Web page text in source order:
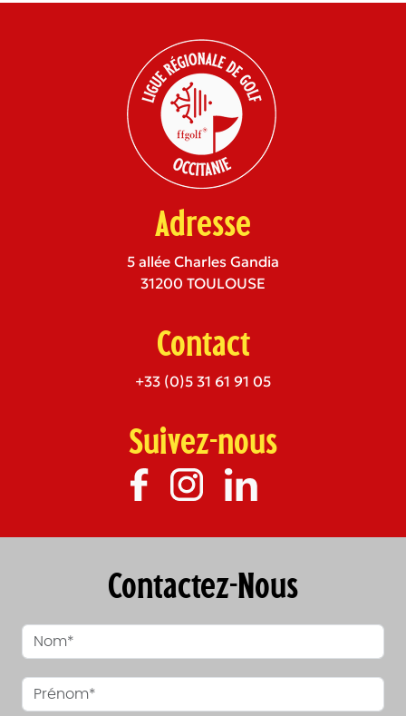
Adresse
5 allée Charles Gandia
31200 TOULOUSE
Contact
+33 (0)5 31 61 91 05
Suivez-nous
Contactez-Nous